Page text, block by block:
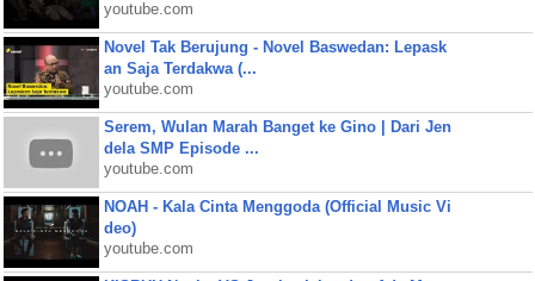
youtube.com
Novel Tak Berujung - Novel Baswedan: Lepask
an Saja Terdakwa (...
youtube.com
Serem, Wulan Marah Banget ke Gino | Dari Jen
dela SMP Episode ...
youtube.com
NOAH - Kala Cinta Menggoda (Official Music Vi
deo)
youtube.com